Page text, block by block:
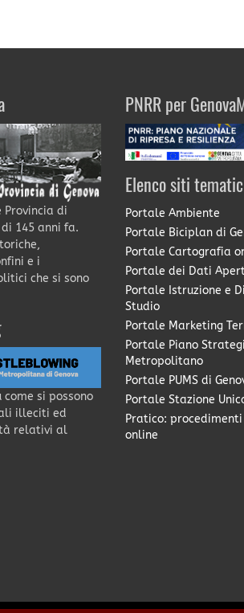
Provincia di
145 anni fa.
e i
che si sono
come si possono
illeciti ed
relativi al
PNRR per
Elenco siti
Portale Ambiente
Portale Biciplan di
Portale Cartografia
Portale dei Dati
Portale Istruzione e
Studio
Portale Marketing
Portale Piano
Metropolitano
Portale PUMS di
Portale Stazione
Pratico:
online